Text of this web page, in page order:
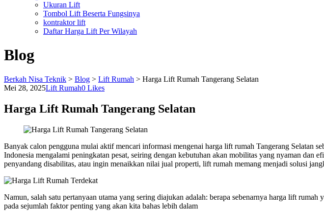
Ukuran Lift
Tombol Lift Beserta Fungsinya
kontraktor lift
Daftar Harga Lift Per Wilayah
Blog
Berkah Nisa Teknik > Blog > Lift Rumah > Harga Lift Rumah Tangerang Selatan
Mei 28, 2025Lift Rumah0 Likes
Harga Lift Rumah Tangerang Selatan
Banyak calon pengguna mulai aktif mencari informasi mengenai harga lift rumah Tangerang Selatan
Indonesia mengalami peningkatan pesat, seiring dengan kebutuhan akan mobilitas yang nyaman
penyandang disabilitas, atau ingin menaikkan nilai jual properti, lift rumah memang menjadi solusi
Namun, salah satu pertanyaan utama yang sering diajukan adalah: berapa sebenarnya harga lift
pada sejumlah faktor penting yang akan kita bahas lebih dalam